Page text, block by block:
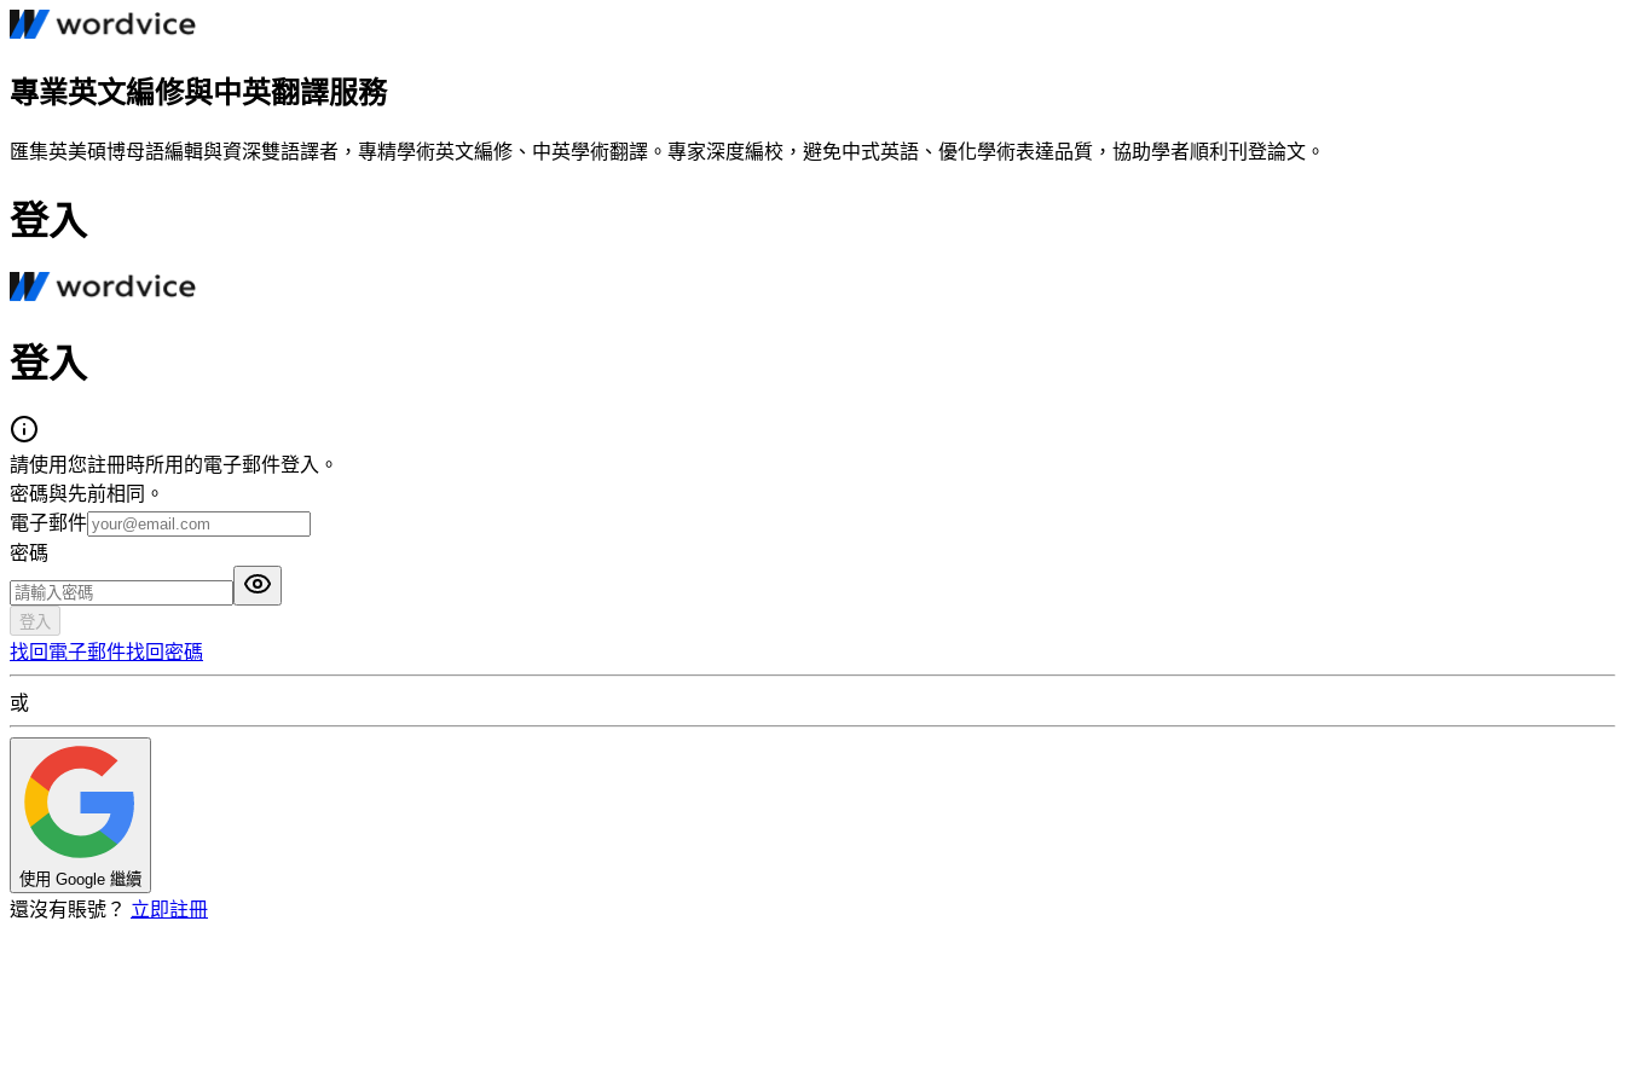
專業英文編修與中英翻譯服務
匯集英美碩博母語編輯與資深雙語譯者，專精學術英文編修、中英學術翻譯。專家深度編校，避免中式英語、優化學術表達品質，協助學者順利刊登論文。
登入
登入
請使用您註冊時所用的電子郵件登入。
密碼與先前相同。
電子郵件
密碼
登入
找回電子郵件找回密碼
或
使用 Google 繼續
還沒有賬號？ 立即註冊